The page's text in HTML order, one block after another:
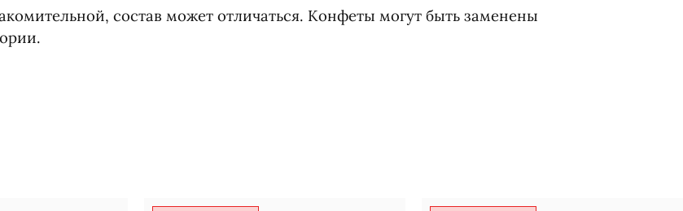
состав может отличаться. Конфеты могут быть заменены